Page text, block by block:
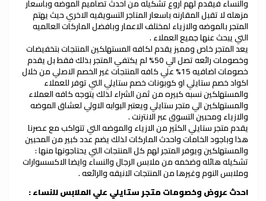
والنساء فيقدم لهم اروع تشكيله من احدث تصاميم الموضه وباسعار
مزهله لا تقبل المقارنه باسعار المتاجر التسويقيه الاخري حيث يهتم
المتجر بالموضه والازياء لمختلف الاعمار وبافضل الماركات العالميه
التي يبحث عنها جميع العملاء .
يعد المتجر خاص ومميز يقدم لكافه المستهلكين المنتجات بتخفيضات
وخصومات رائعه تصل الي 50% لم يكتفي المتجر بذلك فقط بل يقدم
خصومات اضافيه 15% علي كافه المنتجات غير الخصم الاصلي من خلال
اكواد خصم ستايلي او كوبونات خصم ستايلي التي توفر للعملاء
والمستهلكين نسبه كبيره من ثمن الشراء لذلك يتوجه كافه العملاء
والمستهلكين الي متجر ستايلي ويعتبر البوابه الاولي لعشاق الموضه
والازياء ومحبين التسوق عبر الانترنت .
يقدم متجر ستايلي الكثير من الازياء والموضه التي تتواكب مع عصرنا
هذا وباجود الخامات واحدث الماركات لذلك يضم عدد كبير من المحبين
والمستهلكين ويوفر المتجر لهم كل المنتجات التي يحتاجونها منها :
تشكيله هائله وضخمه من ملابس الرجال والنساء وايضا الاكسسوارات
وملابس النوم وغيرها من المنتجات الانيقه والرائعه .
احدث عروض وخصومات متجر ستايلي علي الملابس للنساء :